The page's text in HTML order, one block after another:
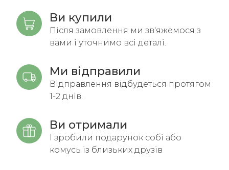
Ви купили
Після замовлення ми зв'яжемося з
вами і уточнимо всі деталі.
Ми відправили
Відправлення відбудеться протягом
1-2 днів.
Ви отримали
І зробили подарунок собі або
комусь із близьких друзів